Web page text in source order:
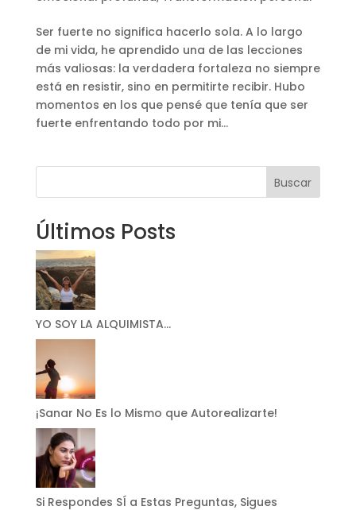
Ser fuerte no significa hacerlo sola. A lo largo
de mi vida, he aprendido una de las lecciones
más valiosas: la verdadera fortaleza no siempre
está en resistir, sino en permitirte recibir. Hubo
momentos en los que pensé que tenía que ser
fuerte enfrentando todo por mi...
Buscar
Últimos Posts
YO SOY LA ALQUIMISTA…
¡Sanar No Es lo Mismo que Autorealizarte!
Si Respondes SÍ a Estas Preguntas, Sigues